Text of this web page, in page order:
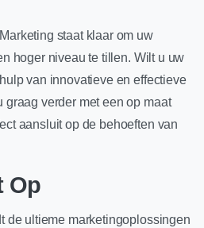
staat klaar om uw
hoger niveau te tillen. Wilt u uw
van innovatieve en effectieve
verder met een op maat
aansluit op de behoeften van
Op
de ultieme marketingoplossingen